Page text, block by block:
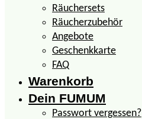
Räuchersets
Räucherzubehör
Angebote
Geschenkkarte
FAQ
Warenkorb
Dein FUMUM
Passwort vergessen?